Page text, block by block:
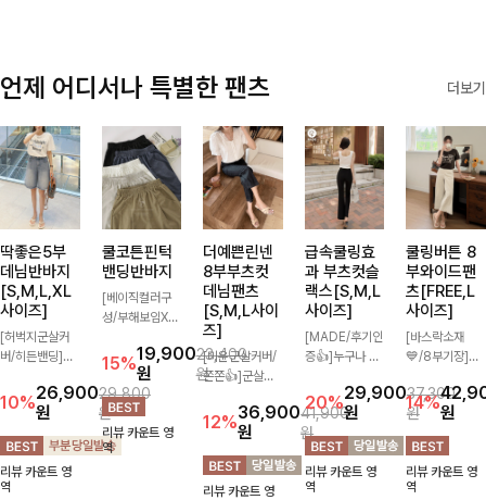
언제 어디서나 특별한 팬츠 더보기
딱좋은5부
데님반바지
[S,M,L,XL
사이즈]
[허벅지군살커
버/히든밴딩]여
와이드핏과 부담
없는 5부 기장
으로 편안하게
즐기기 좋은 데
님 팬츠 ✨ 빈티
지한 워싱감이
10%26,900
원
29,800
원
리뷰 카운트 영
역
쿨코튼핀턱
밴딩반바지
[베이직컬러구
성/부해보임X]
지는 핏으로 편
안하면서도 멋스
럽게 입어지는
밴딩 반바지🤎
넉넉한 포켓 디
테일 더해져 데
15%19,900
원
23,400
원
리뷰 카운트 영
역
더예쁜린넨
8부부츠컷
데님팬츠
[S,M,L사이
즈]
[미운군살커버/
쫀쫀👍]군살을
부츠컷 핏에 발
목이 드러나는
8부 기장으로
다리를 슬림하고
길어보이게 만들
12%36,900
원
41,900
원
리뷰 카운트 영
급속쿨링효
과 부츠컷슬
랙스[S,M,L
사이즈]
[MADE/후기인
증👍]누구나 갖
스:)베이직하지
만 부츠컷으로
이쁜 핏 연출은
물론,쫀쫀한 스
판끼로 하루종일
편안하게!
20%29,900
원
37,300
원
리뷰 카운트 영
역
쿨링버튼 8
부와이드팬
츠[FREE,L
사이즈]
[바스락소재
💙/8부기장]사
일이 은은한 포
인트가 되어주는
와이드 팬츠입니
다. 여유롭게 떨
어지는 실루엣과
가볍게 바스락거
14%원
리뷰 카운트 영
역